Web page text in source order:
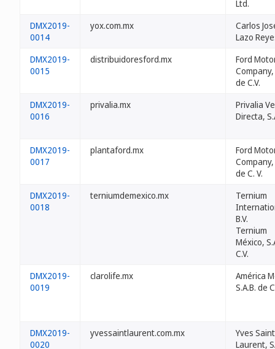
Ltd.
DMX2019-
0014
yox.com.mx
Carlos
Lazo
DMX2019-
0015
distribuidoresford.mx
Ford
Company,
de C.V.
DMX2019-
0016
privalia.mx
Privalia
Directa,
DMX2019-
0017
plantaford.mx
Ford
Company,
de C. V.
DMX2019-
0018
terniumdemexico.mx
Ternium
B.V.
Ternium
México,
C.V.
DMX2019-
0019
clarolife.mx
América
S.A.B. de
DMX2019-
0020
yvessaintlaurent.com.mx
Yves Saint
Laurent,